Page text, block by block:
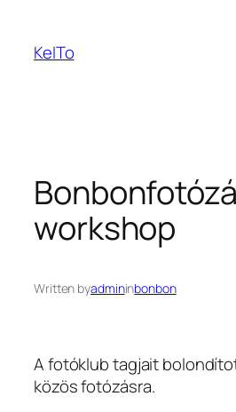
tartalomhoz
KeITo
workshop
Written byadmininbonbon
A fotóklub tagjait
közös fotózásra.